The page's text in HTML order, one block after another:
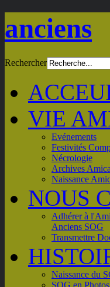
anciens
Rechercher
VIE
Evénements
Festivités
Nécrologie
Archives
Naissance
NOUS
Adhérer à
Anciens SOG
Transmettre
Naissance du
SOG en Photos